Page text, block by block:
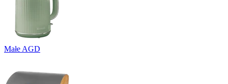
Małe AGD